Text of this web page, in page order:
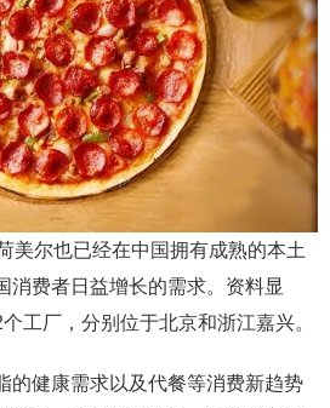
美尔也已经在中国拥有成熟的本土
消费者日益增长的需求。资料显
工厂，分别位于北京和浙江嘉兴。
的健康需求以及代餐等消费新趋势